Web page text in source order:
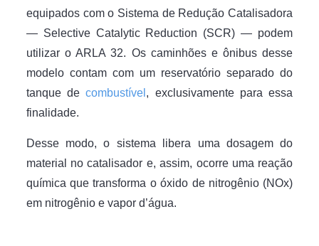
equipados com o Sistema de Redução Catalisadora
— Selective Catalytic Reduction (SCR) — podem
utilizar o ARLA 32. Os caminhões e ônibus desse
modelo contam com um reservatório separado do
tanque decombustível , exclusivamente para essa
finalidade.
Desse modo, o sistema libera uma dosagem do
material no catalisador e, assim, ocorre uma reação
química que transforma o óxido de nitrogênio (NOx)
em nitrogênio e vapor d’água.